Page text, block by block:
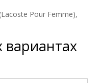
Pour Femme),
вариантах